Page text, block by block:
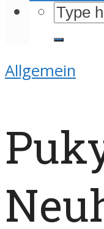
Allgemein